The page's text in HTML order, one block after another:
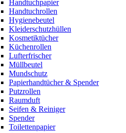
Handtuchpapier
Handtuchrollen
Hygienebeutel
Kleiderschutzhüllen
Kosmetiktücher
Küchenrollen
Lufterfrischer
Müllbeutel
Mundschutz
Papierhandtücher & Spender
Putzrollen
Raumduft
Seifen & Reiniger
Spender
Toilettenpapier